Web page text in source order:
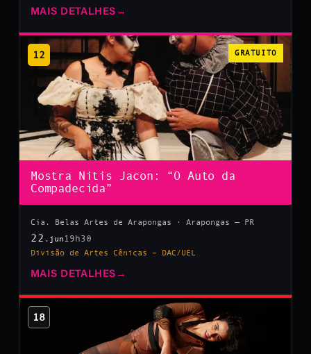
MAIS DETALHES →
12 GRATUITO
Mostra Nitis Jacon: “O Auto da
Compadecida”
Cia. Belas Artes de Arapongas · Arapongas — PR
22 .jun 19h30
Divisão de Artes Cênicas – DAC/UEL
MAIS DETALHES →
18